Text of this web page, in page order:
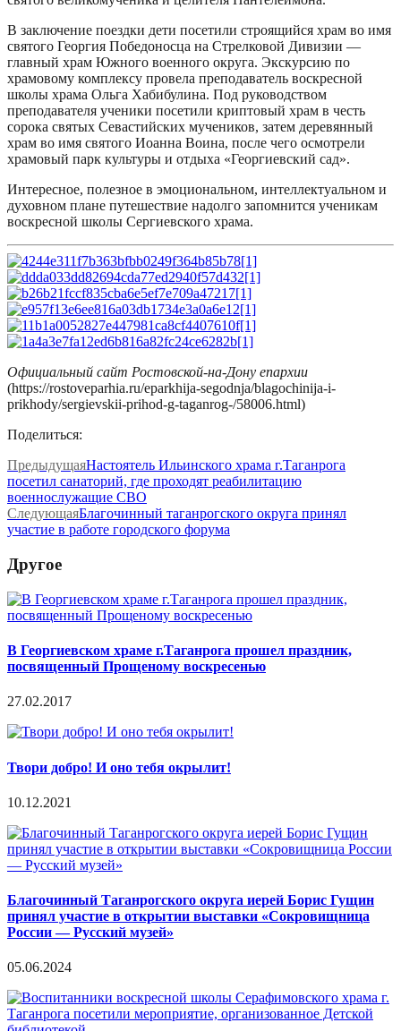
В заключение поездки дети посетили строящийся храм во имя
святого Георгия Победоносца на Стрелковой Дивизии —
главный храм Южного военного округа. Экскурсию по
храмовому комплексу провела преподаватель воскресной
школы храма Ольга Хабибулина. Под руководством
преподавателя ученики посетили криптовый храм в честь
сорока святых Севастийских мучеников, затем деревянный
храм во имя святого Иоанна Воина, после чего осмотрели
храмовый парк культуры и отдыха «Георгиевский сад».
Интересное, полезное в эмоциональном, интеллектуальном и
духовном плане путешествие надолго запомнится ученикам
воскресной школы Сергиевского храма.
Официальный сайт Ростовской-на-Дону епархии
(https://rostoveparhia.ru/eparkhija-segodnja/blagochinija-i-
prikhody/sergievskii-prihod-g-taganrog-/58006.html)
Поделиться:
ПредыдущаяНастоятель Ильинского храма г.Таганрога
посетил санаторий, где проходят реабилитацию
военнослужащие СВО
СледующаяБлагочинный таганрогского округа принял
участие в работе городского форума
Другое
В Георгиевском храме г.Таганрога прошел праздник,
посвященный Прощеному воскресенью
27.02.2017
Твори добро! И оно тебя окрылит!
10.12.2021
Благочинный Таганрогского округа иерей Борис Гущин
принял участие в открытии выставки «Сокровищница
России — Русский музей»
05.06.2024